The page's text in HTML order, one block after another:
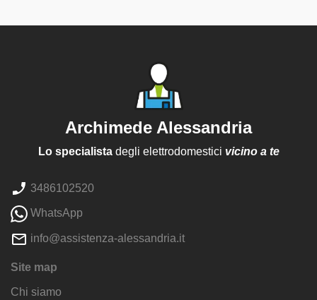
Archimede Alessandria
Lo specialistadegli elettrodomestici vicino a te
3486102520
WhatsApp
info@assistenza-alessandria.it
Site map
Chi siamo